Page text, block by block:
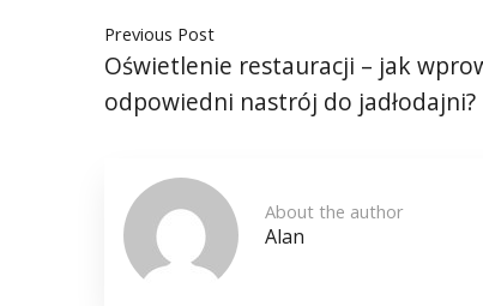
Previous Post
Oświetlenie restauracji – jak
odpowiedni nastrój do jadłodajni?
About the author
Alan